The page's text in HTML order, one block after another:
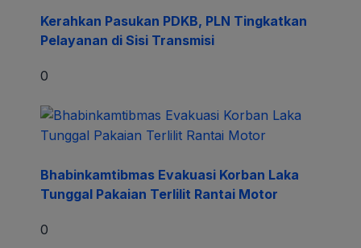
Kerahkan Pasukan PDKB, PLN Tingkatkan
Pelayanan di Sisi Transmisi
0
Bhabinkamtibmas Evakuasi Korban Laka
Tunggal Pakaian Terlilit Rantai Motor
0